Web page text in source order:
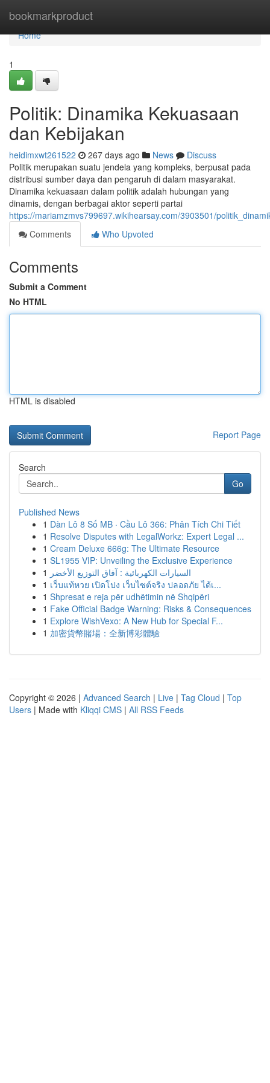
bookmarkproduct
Home
Home
1
Politik: Dinamika Kekuasaan
dan Kebijakan
heidimxwt261522 267 days ago News
Discuss
Politik merupakan suatu jendela yang kompleks, berpusat pada
distribusi sumber daya dan pengaruh di dalam masyarakat.
Dinamika kekuasaan dalam politik adalah hubungan yang
dinamis, dengan berbagai aktor seperti partai
https://mariamzmvs799697.wikihearsay.com/3903501/
Comments
Who Upvoted
Comments
Submit a Comment
No HTML
HTML is disabled
Report Page
Search
Go
Published News
1 Dàn Lô 8 Số MB · Cầu Lô 366: Phân Tích Chi Tiết
1 Resolve Disputes with LegalWorkz: Expert Legal ...
1 Cream Deluxe 666g: The Ultimate Resource
1 SL1955 VIP: Unveiling the Exclusive Experience
1 السيارات الكهربائية : آفاق التوزيع الأخضر
1 เว็บแท้หวย เปิดโปง เว็บไซต์จริง ปลอดภัย ได้เ...
1 Shpresat e reja për udhëtimin në Shqipëri
1 Fake Official Badge Warning: Risks & Consequences
1 Explore WishVexo: A New Hub for Special F...
1 加密貨幣賭場：全新博彩體驗
Copyright © 2026 | Advanced Search | Live | Tag Cloud | Top
Users | Made with Kliqqi CMS | All RSS Feeds